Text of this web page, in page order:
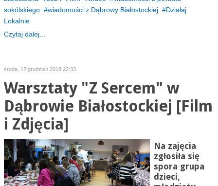
sokólskiego
wiadomości z Dąbrowy Białostockiej
Działaj
Lokalnie
Czytaj dalej...
środa, 12 grudzień 2018 22:33
Warsztaty "Z Sercem" w
Dąbrowie Białostockiej [Film
i Zdjęcia]
Na zajęcia
zgłosiła się
spora grupa
dzieci,